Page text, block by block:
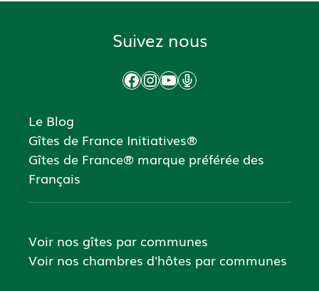
Suivez nous
Facebook
Instagram
YouTube
Podcast
Le Blog
Gîtes de France Initiatives®
Gîtes de France® marque préférée des
Français
Voir nos gîtes par communes
Voir nos chambres d'hôtes par communes